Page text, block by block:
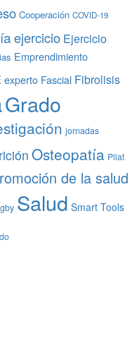
Cooperación COVID-19
ejercicio Ejercicio
Emprendimiento
experto Fascial Fibrolisis
Grado
jornadas
Osteopatía Pilat
de la salud
Salud Smart Tools